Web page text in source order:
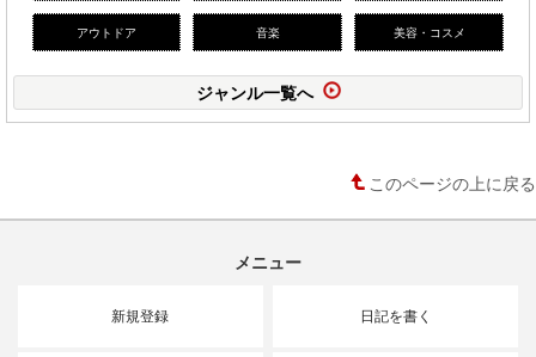
アウトドア 音楽 美容・コスメ
ジャンル一覧へ
このページの上に戻る
メニュー
新規登録 日記を書く